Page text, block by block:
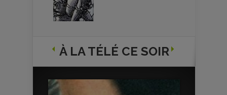
À LA TÉLÉ CE SOIR